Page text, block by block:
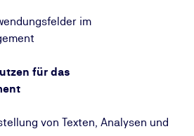
Practice-Ansatz erhalten Sie
Wissen,
auf andere
und nachhaltig anwenden
im
für das
von Texten, Analysen und